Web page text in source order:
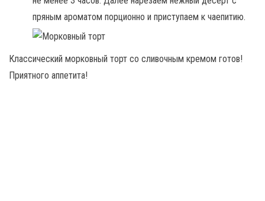
пряным ароматом порционно и приступаем к чаепитию.
Классический морковный торт со сливочным кремом готов!
Приятного аппетита!